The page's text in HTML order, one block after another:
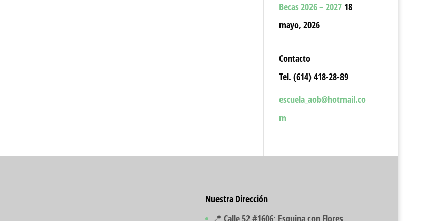
Becas 2026 – 2027 18
mayo, 2026
Contacto
Tel. (614) 418-28-89
escuela_aob@hotmail.co
m
Nuestra Dirección
📍 Calle 52 #1606; Esquina con Flores